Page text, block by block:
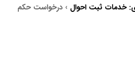
خدمات ثبت احوال ›درخواست حکم